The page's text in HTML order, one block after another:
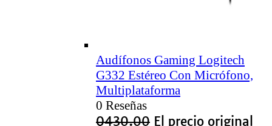
Audífonos Gaming Logitech
G332 Estéreo Con Micrófono,
Multiplataforma
0 Reseñas
Q430.00 El precio original